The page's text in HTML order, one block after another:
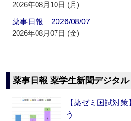
2026年08月10日 (月)
薬事日報 2026/08/07
2026年08月07日 (金)
薬事日報 薬学生新聞デジタル
【薬ゼミ国試対
う